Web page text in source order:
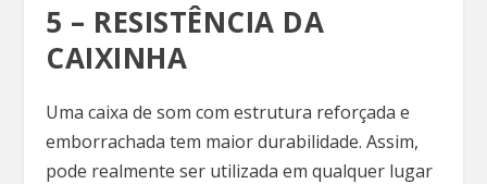
5 – RESISTÊNCIA DA
CAIXINHA
Uma caixa de som com estrutura reforçada e
emborrachada tem maior durabilidade. Assim,
pode realmente ser utilizada em qualquer lugar